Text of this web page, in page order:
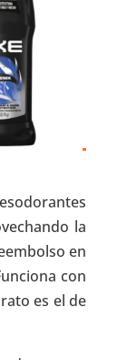
la
en
con
es el de